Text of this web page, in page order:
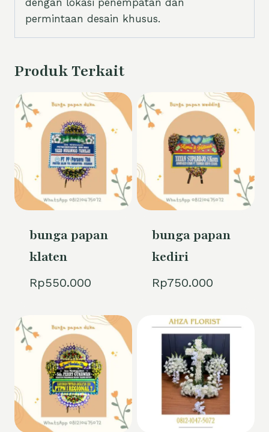
permintaan desain khusus.
Produk Terkait
bunga papan
klaten
Rp550.000
bunga papan
kediri
Rp750.000